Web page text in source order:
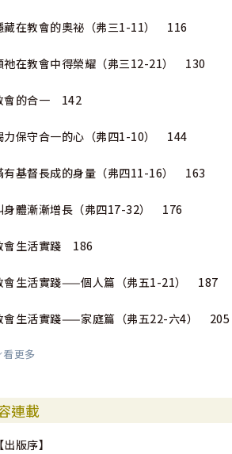
藏在教會的奧祕（弗三1-11） 116
祂在教會中得榮耀（弗三12-21） 130
會的合一 142
力保守合一的心（弗四1-10） 144
有基督長成的身量（弗四11-16） 163
身體漸漸增長（弗四17-32） 176
會生活實踐 186
會生活實踐——個人篇（弗五1-21） 187
會生活實踐——家庭篇（弗五22-六4） 205
會生活實踐——社會篇（弗六5-9） 223
後語 246
看更多
連載
版序】